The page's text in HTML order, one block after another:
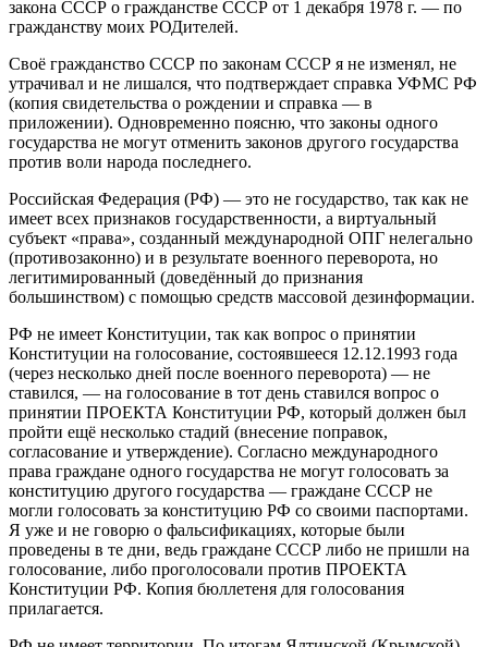
закона СССР о гражданстве СССР от 1 декабря 1978 г. — по
гражданству моих РОДителей.
Своё гражданство СССР по законам СССР я не изменял, не
утрачивал и не лишался, что подтверждает справка УФМС РФ
(копия свидетельства о рождении и справка — в
приложении). Одновременно поясню, что законы одного
государства не могут отменить законов другого государства
против воли народа последнего.
Российская Федерация (РФ) — это не государство, так как не
имеет всех признаков государственности, а виртуальный
субъект «права», созданный международной ОПГ нелегально
(противозаконно) и в результате военного переворота, но
легитимированный (доведённый до признания
большинством) с помощью средств массовой дезинформации.
РФ не имеет Конституции, так как вопрос о принятии
Конституции на голосование, состоявшееся 12.12.1993 года
(через несколько дней после военного переворота) — не
ставился, — на голосование в тот день ставился вопрос о
принятии ПРОЕКТА Конституции РФ, который должен был
пройти ещё несколько стадий (внесение поправок,
согласование и утверждение). Согласно международного
права граждане одного государства не могут голосовать за
конституцию другого государства — граждане СССР не
могли голосовать за конституцию РФ со своими паспортами.
Я уже и не говорю о фальсификациях, которые были
проведены в те дни, ведь граждане СССР либо не пришли на
голосование, либо проголосовали против ПРОЕКТА
Конституции РФ. Копия бюллетеня для голосования
прилагается.